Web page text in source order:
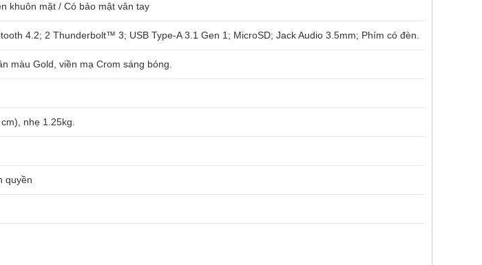
khuôn mặt / Có bảo mật vân tay
4.2; 2 Thunderbolt™ 3; USB Type-A 3.1 Gen 1; MicroSD; Jack Audio 3.5mm; Phím có đèn.
màu Gold, viền mạ Crom sáng bóng.
nhẹ 1.25kg.
quyền